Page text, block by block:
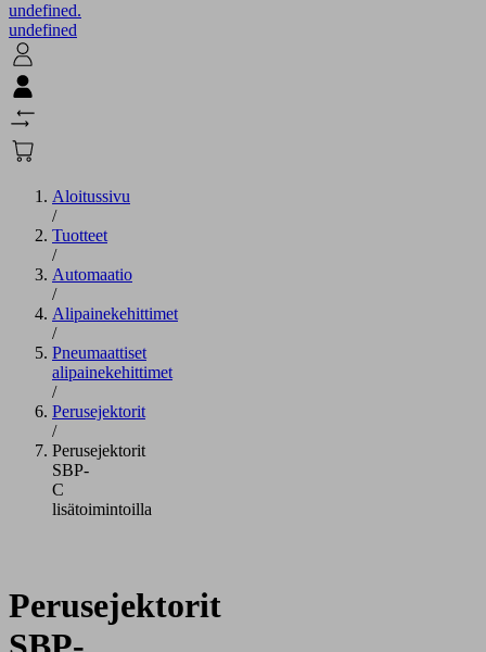
undefined.
undefined
Aloitussivu
/
Tuotteet
/
Automaatio
/
Alipainekehittimet
/
Pneumaattiset
alipainekehittimet
/
Perusejektorit
/
Perusejektorit
SBP-
C
lisätoimintoilla
Perusejektorit